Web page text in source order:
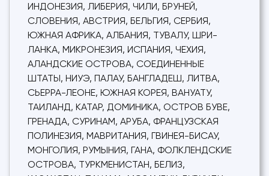
ИНДОНЕЗИЯ, ЛИБЕРИЯ, ЧИЛИ, БРУНЕЙ,
СЛОВЕНИЯ, АВСТРИЯ, БЕЛЬГИЯ, СЕРБИЯ,
ЮЖНАЯ АФРИКА, АЛБАНИЯ, ТУВАЛУ, ШРИ-
ЛАНКА, МИКРОНЕЗИЯ, ИСПАНИЯ, ЧЕХИЯ,
АЛАНДСКИЕ ОСТРОВА, СОЕДИНЕННЫЕ
ШТАТЫ, НИУЭ, ПАЛАУ, БАНГЛАДЕШ, ЛИТВА,
СЬЕРРА-ЛЕОНЕ, ЮЖНАЯ КОРЕЯ, ВАНУАТУ,
ТАИЛАНД, КАТАР, ДОМИНИКА, ОСТРОВ БУВЕ,
ГРЕНАДА, СУРИНАМ, АРУБА, ФРАНЦУЗСКАЯ
ПОЛИНЕЗИЯ, МАВРИТАНИЯ, ГВИНЕЯ-БИСАУ,
МОНГОЛИЯ, РУМЫНИЯ, ГАНА, ФОЛКЛЕНДСКИЕ
ОСТРОВА, ТУРКМЕНИСТАН, БЕЛИЗ,